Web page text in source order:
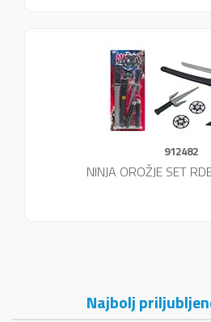
912482
NINJA OROŽJE SET
Najbolj